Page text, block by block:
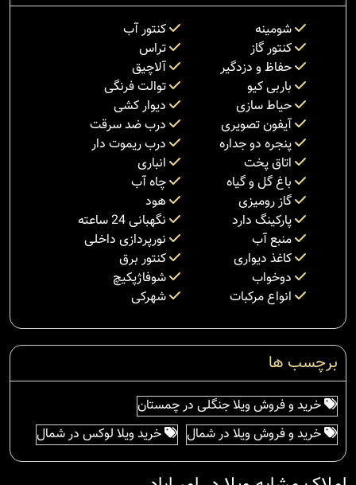
شومینه
کنتور آب
کنتور گاز
تراس
حفاظ و دزدگیر
آلاچیق
باربی کیو
توالت فرنگی
حیاط سازی
دیوار کشی
آیفون تصویری
درب ضد سرقت
پنجره دو جداره
درب ریموت دار
اتاق پخت
انباری
باغ گل و گیاه
چاه آب
گاز رومیزی
هود
پارکینگ دارد
نگهبانی 24 ساعته
منبع آب
نورپردازی داخلی
کاغذ دیواری
کنتور برق
دوخواب
شوفاژپکیچ
انواع مرکبات
شهرکی
برچسب ها
خرید و فروش ویلا جنگلی در چمستان
خرید و فروش ویلا در شمال
خرید ویلا لوکس در شمال